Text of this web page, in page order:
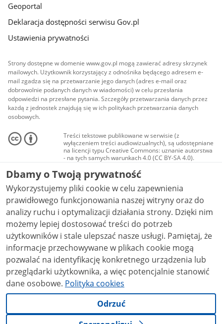
Geoportal
Deklaracja dostępności serwisu Gov.pl
Ustawienia prywatności
Strony dostępne w domenie www.gov.pl mogą zawierać adresy skrzynek
mailowych. Użytkownik korzystający z odnośnika będącego adresem e-
mail zgadza się na przetwarzanie jego danych (adres e-mail oraz
dobrowolnie podanych danych w wiadomości) w celu przesłania
odpowiedzi na przesłane pytania. Szczegóły przetwarzania danych przez
każdą z jednostek znajdują się w ich politykach przetwarzania danych
osobowych.
Treści tekstowe publikowane w serwisie (z
wyłączeniem treści audiowizualnych), są udostępniane
na licencji typu Creative Commons: uznanie autorstwa
- na tych samych warunkach 4.0 (CC BY-SA 4.0).
Materiały audiowizualne, w tym zdjęcia, materiały
audio i wideo, są udostępniane na licencji typu
Creative Commons: uznanie autorstwa użycie
niekomercyjne - bez utworów zależnych 4.0 (CC BY-
NC-ND 4.0), o ile nie jest to stwierdzone inaczej.
Dbamy o Twoją prywatność
Wykorzystujemy pliki cookie w celu zapewnienia
prawidłowego funkcjonowania naszej witryny oraz do
analizy ruchu i optymalizacji działania strony. Dzięki nim
możemy lepiej dostosować treści do potrzeb
użytkowników i stale ulepszać nasze usługi. Pamiętaj, że
informacje przechowywane w plikach cookie mogą
pozwalać na identyfikację konkretnego urządzenia lub
przeglądarki użytkownika, a więc potencjalnie stanowić
dane osobowe. Polityka cookies
Odrzuć